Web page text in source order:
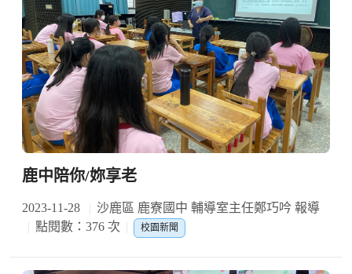
鹿中陪你/妳享老
2023-11-28
沙鹿區 鹿寮國中 輔導室主任鄭巧吟 報導
點閱數：376 次
校園新聞